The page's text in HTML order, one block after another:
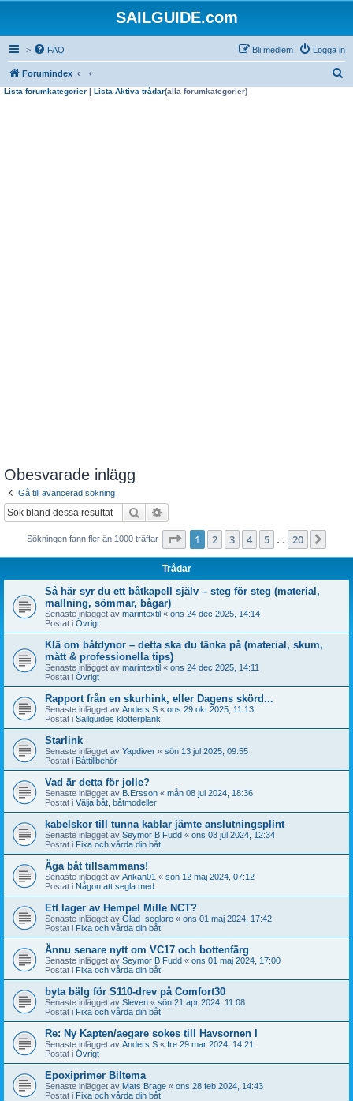
SAILGUIDE.com
> FAQ Logga in
Bli medlem
Forumindex
Lista forumkategorier | Lista Aktiva trådar(alla forumkategorier)
Obesvarade inlägg
Gå till avancerad sökning
Sök
Sökningen fann fler än 1000 träffar Sida av 20
1 2 3 4 5 20
Trådar
Så här syr du ett båtkapell själv – steg för steg (material,
mallning, sömmar, bågar)
Senaste inlägget av marintextil « ons 24 dec 2025, 14:14
Postat i Övrigt
Klä om båtdynor – detta ska du tänka på (material, skum,
mått & professionella tips)
Senaste inlägget av marintextil « ons 24 dec 2025, 14:11
Postat i Övrigt
Rapport från en skurhink, eller Dagens skörd...
Senaste inlägget av Anders S « ons 29 okt 2025, 11:13
Postat i Sailguides klotterplank
Starlink
Senaste inlägget av Yapdiver « sön 13 jul 2025, 09:55
Postat i Båttillbehör
Vad är detta för jolle?
Senaste inlägget av B.Ersson « mån 08 jul 2024, 18:36
Postat i Välja båt, båtmodeller
kabelskor till tunna kablar jämte anslutningsplint
Senaste inlägget av Seymor B Fudd « ons 03 jul 2024, 12:34
Postat i Fixa och vårda din båt
Äga båt tillsammans!
Senaste inlägget av Ankan01 « sön 12 maj 2024, 07:12
Postat i Någon att segla med
Ett lager av Hempel Mille NCT?
Senaste inlägget av Glad_seglare « ons 01 maj 2024, 17:42
Postat i Fixa och vårda din båt
Ännu senare nytt om VC17 och bottenfärg
Senaste inlägget av Seymor B Fudd « ons 01 maj 2024, 17:00
Postat i Fixa och vårda din båt
byta bälg för S110-drev på Comfort30
Senaste inlägget av Sleven « sön 21 apr 2024, 11:08
Postat i Fixa och vårda din båt
Re: Ny Kapten/aegare sokes till Havsornen I
Senaste inlägget av Anders S « fre 29 mar 2024, 14:21
Postat i Övrigt
Epoxiprimer Biltema
Senaste inlägget av Mats Brage « ons 28 feb 2024, 14:43
Postat i Fixa och vårda din båt